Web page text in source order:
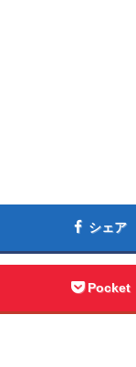
シェア
Pocket